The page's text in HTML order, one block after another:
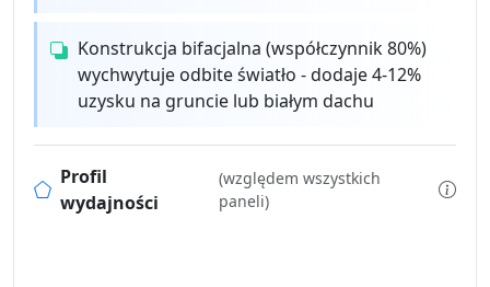
Konstrukcja bifacjalna (współczynnik 80%)
wychwytuje odbite światło - dodaje 4-12%
uzysku na gruncie lub białym dachu
Profil
wydajności
(względem wszystkich
paneli)